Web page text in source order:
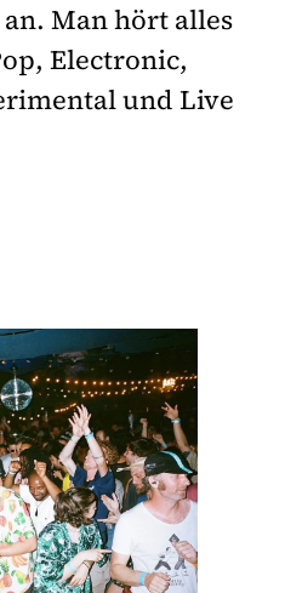
Man hört alles
Electronic,
und Live